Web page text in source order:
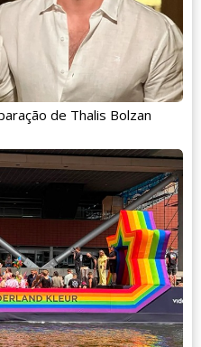
de Thalis Bolzan